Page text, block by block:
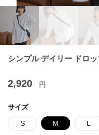
シンプル デイリー ドロ
2,920 円
サイズ
S M L